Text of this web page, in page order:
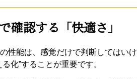
確認する「快適さ」
性能は、感覚だけで判断してはいけ
化”することが重要です。